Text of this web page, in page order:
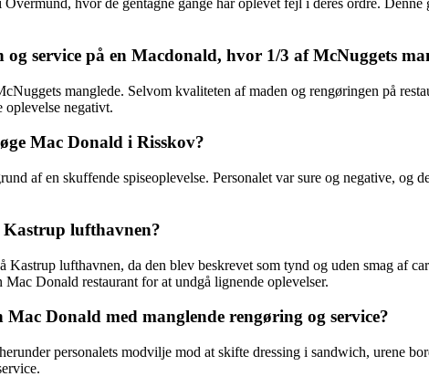
hvor de gentagne gange har oplevet fejl i deres ordre.
service på en Macdonald, hvor 1/3 af McNuggets
manglede. Selvom kvaliteten af maden og rengøringen på
oplevelse negativt.
Mac Donald i Risskov?
af en skuffende spiseoplevelse. Personalet var sure og negative, og
lufthavnen?
lufthavnen, da den blev beskrevet som tynd og uden smag af
Donald restaurant for at undgå lignende oplevelser.
Donald med manglende rengøring og service?
personalets modvilje mod at skifte dressing i sandwich, urene